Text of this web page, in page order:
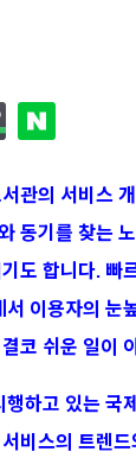
관의 서비스
동기를 찾는
도 합니다. 빠
서 이용자의 눈
코 쉬운 일이
하고 있는 국
비스의 트렌